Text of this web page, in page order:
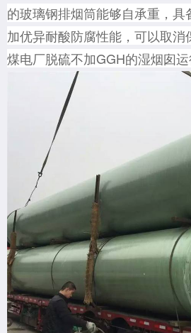
的玻璃钢排烟筒能够自承重，
加优异耐酸防腐性能，可以取
煤电厂脱硫不加GGH的湿烟囱运